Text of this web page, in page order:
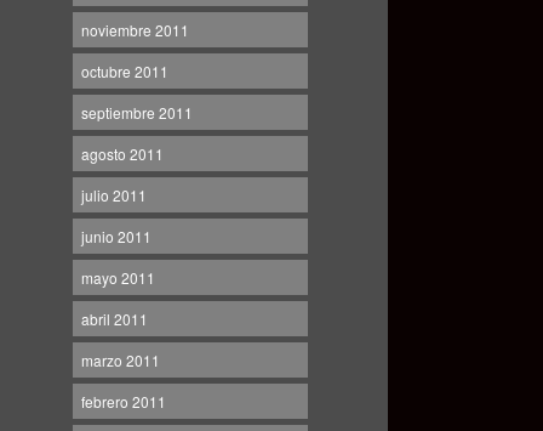
noviembre 2011
octubre 2011
septiembre 2011
agosto 2011
julio 2011
junio 2011
mayo 2011
abril 2011
marzo 2011
febrero 2011